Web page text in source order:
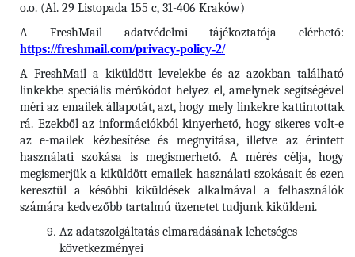
o.o. (Al. 29 Listopada 155 c, 31-406 Kraków)
A FreshMail adatvédelmi tájékoztatója elérhető:
https://freshmail.com/privacy-policy-2/
A FreshMail a kiküldött levelekbe és az azokban található
linkekbe speciális mérőkódot helyez el, amelynek segítségével
méri az emailek állapotát, azt, hogy mely linkekre kattintottak
rá. Ezekből az információkból kinyerhető, hogy sikeres volt-e
az e-mailek kézbesítése és megnyitása, illetve az érintett
használati szokása is megismerhető. A mérés célja, hogy
megismerjük a kiküldött emailek használati szokásait és ezen
keresztül a későbbi kiküldések alkalmával a felhasználók
számára kedvezőbb tartalmú üzenetet tudjunk kiküldeni.
Az adatszolgáltatás elmaradásának lehetséges
következményei